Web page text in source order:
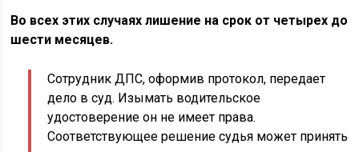
Во всех этих случаях лишение на срок от четырех до
шести месяцев.
Сотрудник ДПС, оформив протокол, передает
дело в суд. Изымать водительское
удостоверение он не имеет права.
Соответствующее решение судья может принять